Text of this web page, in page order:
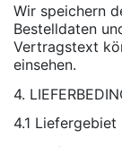
Wir speichern
Bestelldaten
Vertragstext
einsehen.
4.
4.1 Liefergebiet